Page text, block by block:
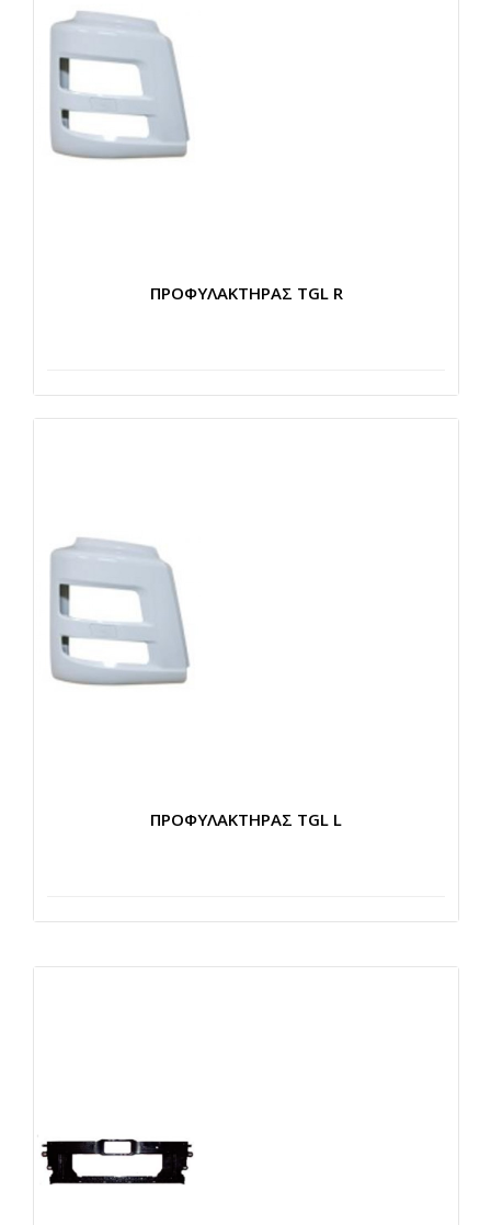
ΠΡΟΦΥΛΑΚΤΗΡΑΣ TGL R
ΠΡΟΦΥΛΑΚΤΗΡΑΣ TGL L